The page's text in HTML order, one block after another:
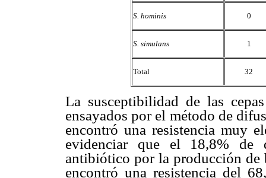
S. hominis 0
S. simulans 1
Total 32
La susceptibilidad de las
ensayados por el método de
encontró una resistencia muy
evidenciar que el 18,8% de
antibiótico por la producción de
encontró una resistencia del